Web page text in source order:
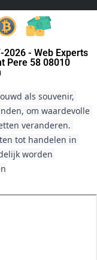
- Web Experts
Pere 58 08010
als souvenir,
om waardevolle
veranderen.
tot handelen in
worden